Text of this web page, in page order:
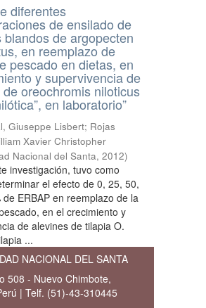
diferentes
de ensilado de
blandos de argopecten
en reemplazo de
pescado en dietas, en
y supervivencia de
oreochromis niloticus
en laboratorio”
Giuseppe Lisbert; Rojas
Xavier Christopher
Nacional del Santa, 2012)
investigación, tuvo como
el efecto de 0, 25, 50,
ERBAP en reemplazo de la
en el crecimiento y
de alevines de tilapia O.
...
NACIONAL DEL SANTA
508 - Nuevo Chimbote,
| Telf. (51)-43-310445